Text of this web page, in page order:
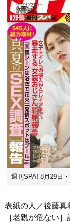
週刊SPA! 8月29日
表紙の人／後藤真
［老親が危ない］